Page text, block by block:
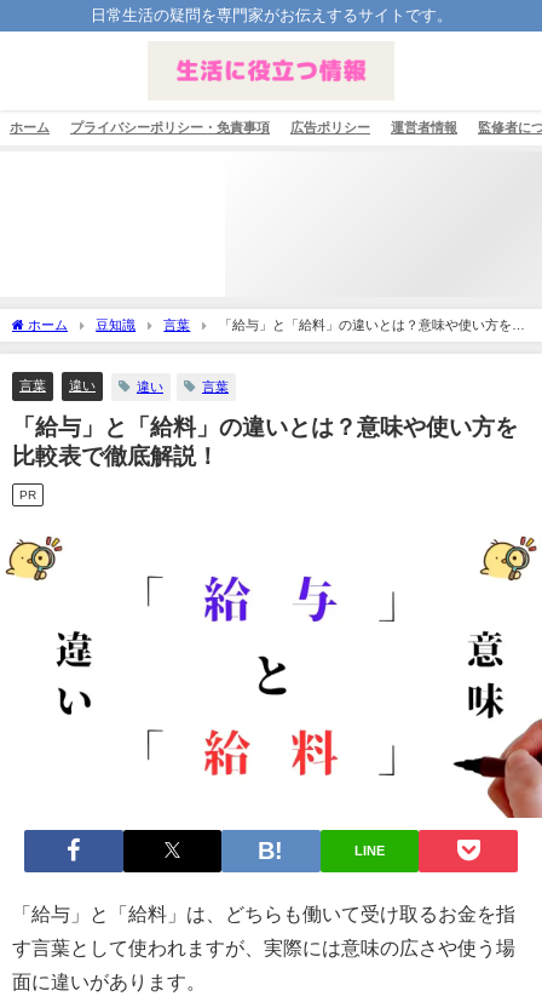
日常生活の疑問を専門家がお伝えするサイトです。
ホーム プライバシーポリシー・免責事項 広告ポリシー 運営者情報 監修者に
ホーム 豆知識 言葉
「給与」と「給料」の違いとは？意味や使い方を比
較表で徹底解説！
言葉 違い 違い 言葉
「給与」と「給料」の違いとは？意味や使い方を
比較表で徹底解説！
PR
LINE
「給与」と「給料」は、どちらも働いて受け取るお金を指
す言葉として使われますが、実際には意味の広さや使う場
面に違いがあります。